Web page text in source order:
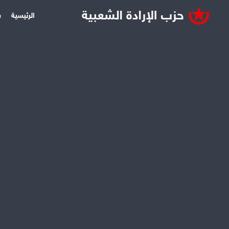
الرئيسية
الثقافي الثاني،
فعاليات المهرجان